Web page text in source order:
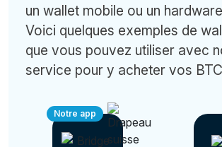
un wallet mobile ou un
Voici quelques exemples de
que vous pouvez utiliser avec
service pour y acheter vos
Notre app